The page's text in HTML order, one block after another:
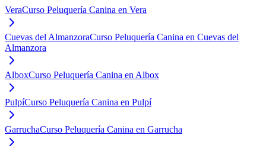
VeraCurso Peluquería Canina en Vera
Cuevas del AlmanzoraCurso Peluquería Canina en Cuevas del
Almanzora
AlboxCurso Peluquería Canina en Albox
PulpíCurso Peluquería Canina en Pulpí
GarruchaCurso Peluquería Canina en Garrucha